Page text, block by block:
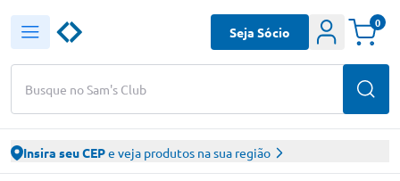
Busque no Sam's Club
Seja Sócio
0
Insira seu CEPe veja produtos na sua região